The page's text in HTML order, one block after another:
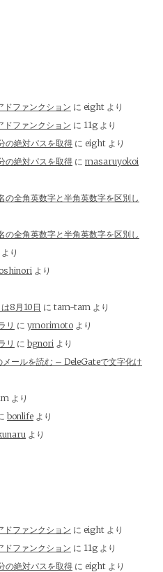
ドファンクション に eight より
ドファンクション に 11g より
の絶対パスを取得 に eight より
の絶対パスを取得 に masaruyokoi
全角英数字と半角英数字を区別し
全角英数字と半角英数字を区別し
より
より
8月10日 に tam-tam より
リ に ymorimoto より
リ に bgnori より
ールを読む – DeleGateで文字化け
より
bonlife より
より
ドファンクション に eight より
ドファンクション に 11g より
の絶対パスを取得 に eight より